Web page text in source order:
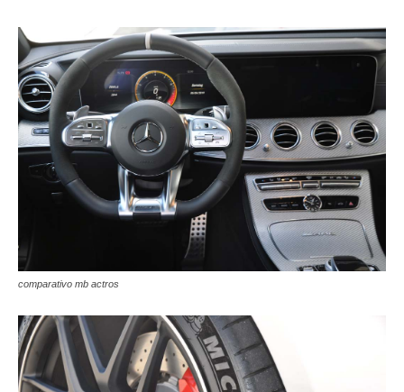
comparativo mb actros